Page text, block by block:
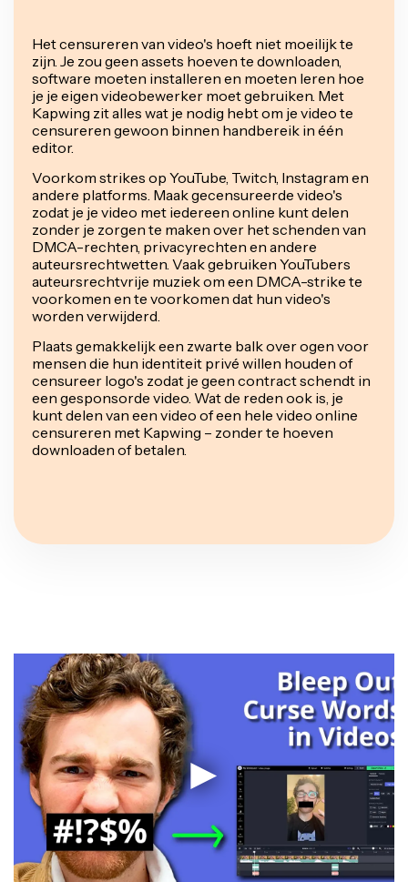
Het censureren van video's hoeft niet moeilijk te
zijn. Je zou geen assets hoeven te downloaden,
software moeten installeren en moeten leren hoe
je je eigen videobewerker moet gebruiken. Met
Kapwing zit alles wat je nodig hebt om je video te
censureren gewoon binnen handbereik in één
editor.
Voorkom strikes op YouTube, Twitch, Instagram en
andere platforms. Maak gecensureerde video's
zodat je je video met iedereen online kunt delen
zonder je zorgen te maken over het schenden van
DMCA-rechten, privacyrechten en andere
auteursrechtwetten. Vaak gebruiken YouTubers
auteursrechtvrije muziek om een DMCA-strike te
voorkomen en te voorkomen dat hun video's
worden verwijderd.
Plaats gemakkelijk een zwarte balk over ogen voor
mensen die hun identiteit privé willen houden of
censureer logo's zodat je geen contract schendt in
een gesponsorde video. Wat de reden ook is, je
kunt delen van een video of een hele video online
censureren met Kapwing – zonder te hoeven
downloaden of betalen.